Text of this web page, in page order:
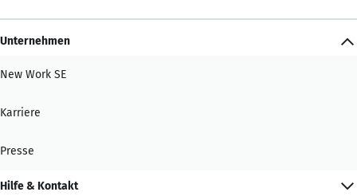
Unternehmen
New Work SE
Karriere
Presse
Hilfe & Kontakt